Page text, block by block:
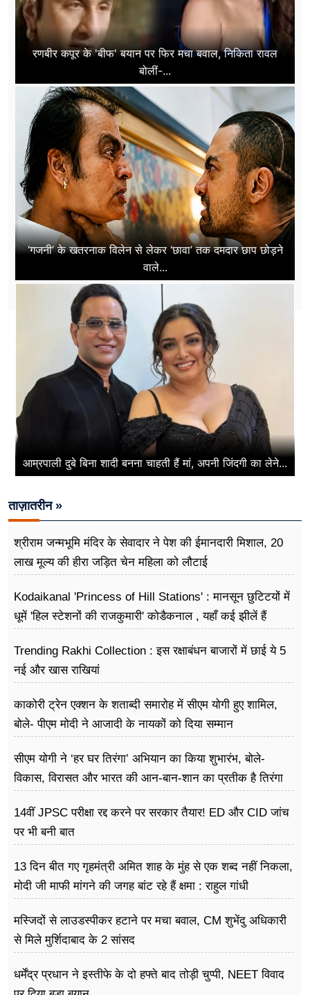
रणबीर कपूर के 'बीफ' बयान पर फिर मचा बवाल, निकिता रावल
बोलीं-...
‘गजनी’ के खतरनाक विलेन से लेकर ‘छावा’ तक दमदार छाप छोड़ने
वाले...
आम्रपाली दुबे बिना शादी बनना चाहती हैं मां, अपनी जिंदगी का लेने...
ताज़ातरीन »
श्रीराम जन्मभूमि मंदिर के सेवादार ने पेश की ईमानदारी मिशाल, 20
लाख मूल्य की हीरा जड़ित चेन महिला को लौटाई
Kodaikanal 'Princess of Hill Stations' : मानसून छुटिटयों में
धूमें 'हिल स्टेशनों की राजकुमारी' कोडैकनाल , यहाँ कई झीलें हैं
Trending Rakhi Collection : इस रक्षाबंधन बाजारों में छाई ये 5
नई और खास राखियां
काकोरी ट्रेन एक्शन के शताब्दी समारोह में सीएम योगी हुए शामिल,
बोले- पीएम मोदी ने आजादी के नायकों को दिया सम्मान
सीएम योगी ने ‘हर घर तिरंगा’ अभियान का किया शुभारंभ, बोले-
विकास, विरासत और भारत की आन-बान-शान का प्रतीक है तिरंगा
14वीं JPSC परीक्षा रद्द करने पर सरकार तैयार! ED और CID जांच
पर भी बनी बात
13 दिन बीत गए गृहमंत्री अमित शाह के मुंह से एक शब्द नहीं निकला,
मोदी जी माफी मांगने की जगह बांट रहे हैं क्षमा : राहुल गांधी
मस्जिदों से लाउडस्पीकर हटाने पर मचा बवाल, CM शुभेंदु अधिकारी
से मिले मुर्शिदाबाद के 2 सांसद
धर्मेंद्र प्रधान ने इस्तीफे के दो हफ्ते बाद तोड़ी चुप्पी, NEET विवाद